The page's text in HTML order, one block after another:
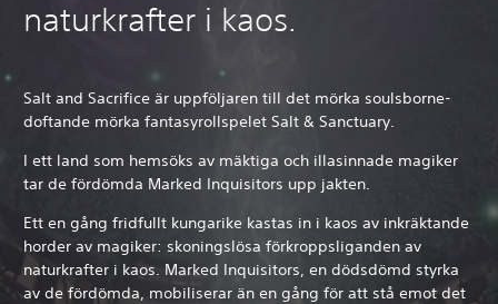
naturkrafter i kaos.
Salt and Sacrifice är uppföljaren till det mörka soulsborne-
doftande mörka fantasyrollspelet Salt & Sanctuary.
I ett land som hemsöks av mäktiga och illasinnade magiker
tar de fördömda Marked Inquisitors upp jakten.
Ett en gång fridfullt kungarike kastas in i kaos av inkräktande
horder av magiker: skoningslösa förkroppsliganden av
naturkrafter i kaos. Marked Inquisitors, en dödsdömd styrka
av de fördömda, mobiliserar än en gång för att stå emot det